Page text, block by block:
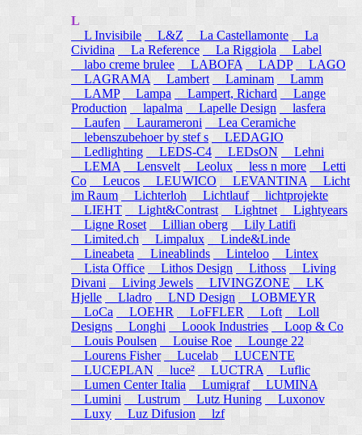
L
L Invisibile
L&Z La Castellamonte
La
Cividina
La Reference La Riggiola
Label
labo creme brulee
LABOFA LADP
LAGO
LAGRAMA
Lambert Laminam
Lamm
LAMP
Lampa Lampert, Richard
Lange
Production
lapalma Lapelle Design
lasfera
Laufen
Laurameroni
Lea Ceramiche
lebenszubehoer by stef s
LEDAGIO
Ledlighting
LEDS-C4 LEDsON
Lehni
LEMA
Lensvelt Leolux less n more
Letti
Co
Leucos LEUWICO LEVANTINA
Licht
im Raum
Lichterloh Lichtlauf lichtprojekte
LIEHT
Light&Contrast Lightnet
Lightyears
Ligne Roset
Lillian oberg
Lily Latifi
Limited.ch
Limpalux
Linde&Linde
Lineabeta
Lineablinds Linteloo
Lintex
Lista Office Lithos Design Lithoss
Living
Divani
Living Jewels LIVINGZONE
LK
Hjelle
Lladro LND Design
LOBMEYR
LoCa
LOEHR LoFFLER Loft
Loll
Designs
Longhi Loook Industries
Loop & Co
Louis Poulsen
Louise Roe
Lounge 22
Lourens Fisher
Lucelab
LUCENTE
LUCEPLAN
luce² LUCTRA
Luflic
Lumen Center Italia
Lumigraf
LUMINA
Lumini
Lustrum Lutz Huning
Luxonov
Luxy
Luz Difusion lzf